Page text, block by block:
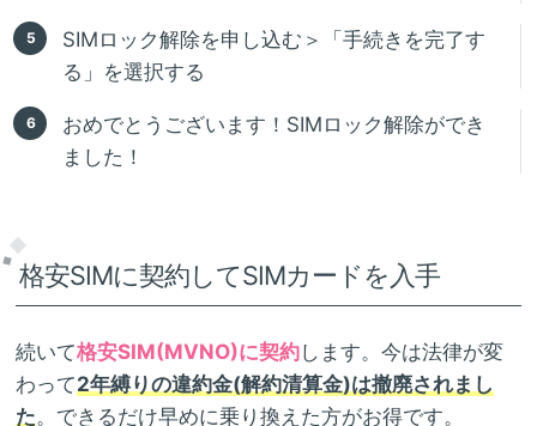
SIMロック解除を申し込む＞「手続きを完了す
る」を選択する
おめでとうございます！SIMロック解除ができ
ました！
格安SIMに契約してSIMカードを入手
続いて格安SIM(MVNO)に契約します。今は法律が変
わって2年縛りの違約金(解約清算金)は撤廃されまし
た。できるだけ早めに乗り換えた方がお得です。